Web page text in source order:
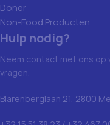
Doner
Non-Food Producten
Hulp nodig?
Neem contact met ons op
vragen.
Blarenberglaan 21, 2800